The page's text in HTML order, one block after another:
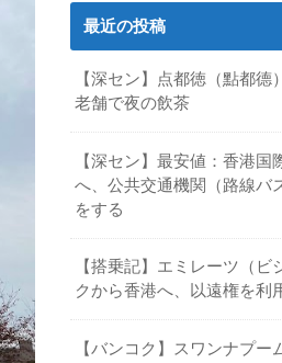
最近の投稿
【深セン】点都徳（點都德
老舗で夜の飲茶
【深セン】最安値：香港国
へ、公共交通機関（路線バ
をする
【搭乗記】エミレーツ（ビ
クから香港へ、以遠権を利
【バンコク】スワンナプー